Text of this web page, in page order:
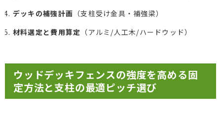
デッキの補強計画 （支柱受け金具・補強梁）
材料選定と費用算定 （アルミ/人工木/ハードウッド）
ウッドデッキフェンスの強度を高める固
定方法と支柱の最適ピッチ選び